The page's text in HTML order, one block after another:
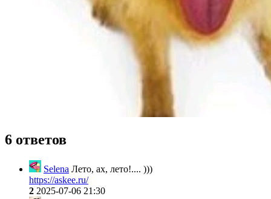
6 ответов
Selena Лето, ах, лето!.... )))
https://askee.ru/
2 2025-07-06 21:30